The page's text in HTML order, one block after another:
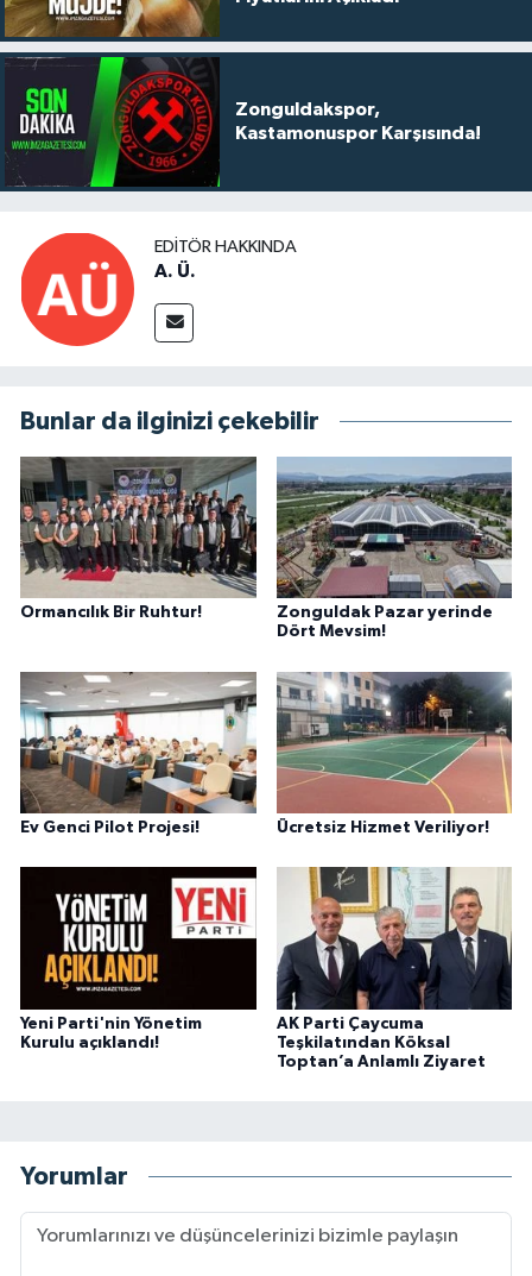
Zonguldakspor,
Kastamonuspor Karşısında!
EDITÖR HAKKINDA
A. Ü.
Bunlar da ilginizi çekebilir
Ormancılık Bir Ruhtur!
Zonguldak Pazar yerinde
Dört Mevsim!
Ev Genci Pilot Projesi! Ücretsiz Hizmet Veriliyor!
Yeni Parti'nin Yönetim
Kurulu açıklandı!
AK Parti Çaycuma
Teşkilatından Köksal
Toptan’a Anlamlı Ziyaret
Yorumlar